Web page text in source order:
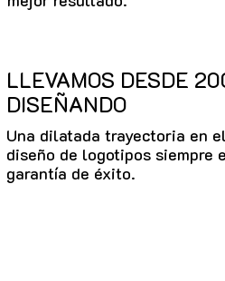
LLEVAMOS DESDE
DISEÑANDO
Una dilatada trayectoria en
diseño de logotipos siempre
garantía de éxito.